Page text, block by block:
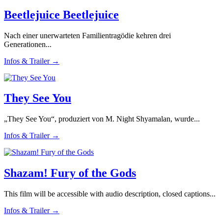
Beetlejuice Beetlejuice
Nach einer unerwarteten Familientragödie kehren drei
Generationen...
Infos & Trailer →
They See You
„They See You“, produziert von M. Night Shyamalan, wurde...
Infos & Trailer →
Shazam! Fury of the Gods
This film will be accessible with audio description, closed captions...
Infos & Trailer →